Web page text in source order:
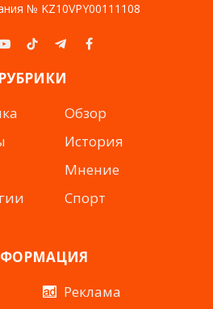
№ KZ10VPY00111108
YouTubeTikTokTelegramFacebook
РУБРИКИ
Обзор
История
Мнение
Спорт
Реклама